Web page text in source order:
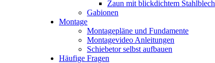
Zaun mit blickdichtem Stahlblech
Gabionen
Montage
Montagepläne und Fundamente
Montagevideo Anleitungen
Schiebetor selbst aufbauen
Häufige Fragen